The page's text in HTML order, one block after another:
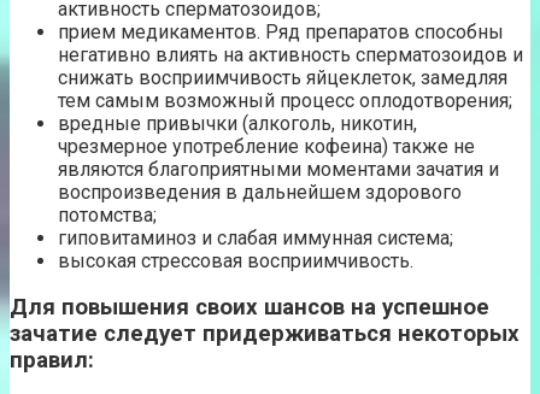
активность сперматозоидов;
прием медикаментов. Ряд препаратов способны
негативно влиять на активность сперматозоидов и
снижать восприимчивость яйцеклеток, замедляя
тем самым возможный процесс оплодотворения;
вредные привычки (алкоголь, никотин,
чрезмерное употребление кофеина) также не
являются благоприятными моментами зачатия и
воспроизведения в дальнейшем здорового
потомства;
гиповитаминоз и слабая иммунная система;
высокая стрессовая восприимчивость.
Для повышения своих шансов на успешное
зачатие следует придерживаться некоторых
правил: